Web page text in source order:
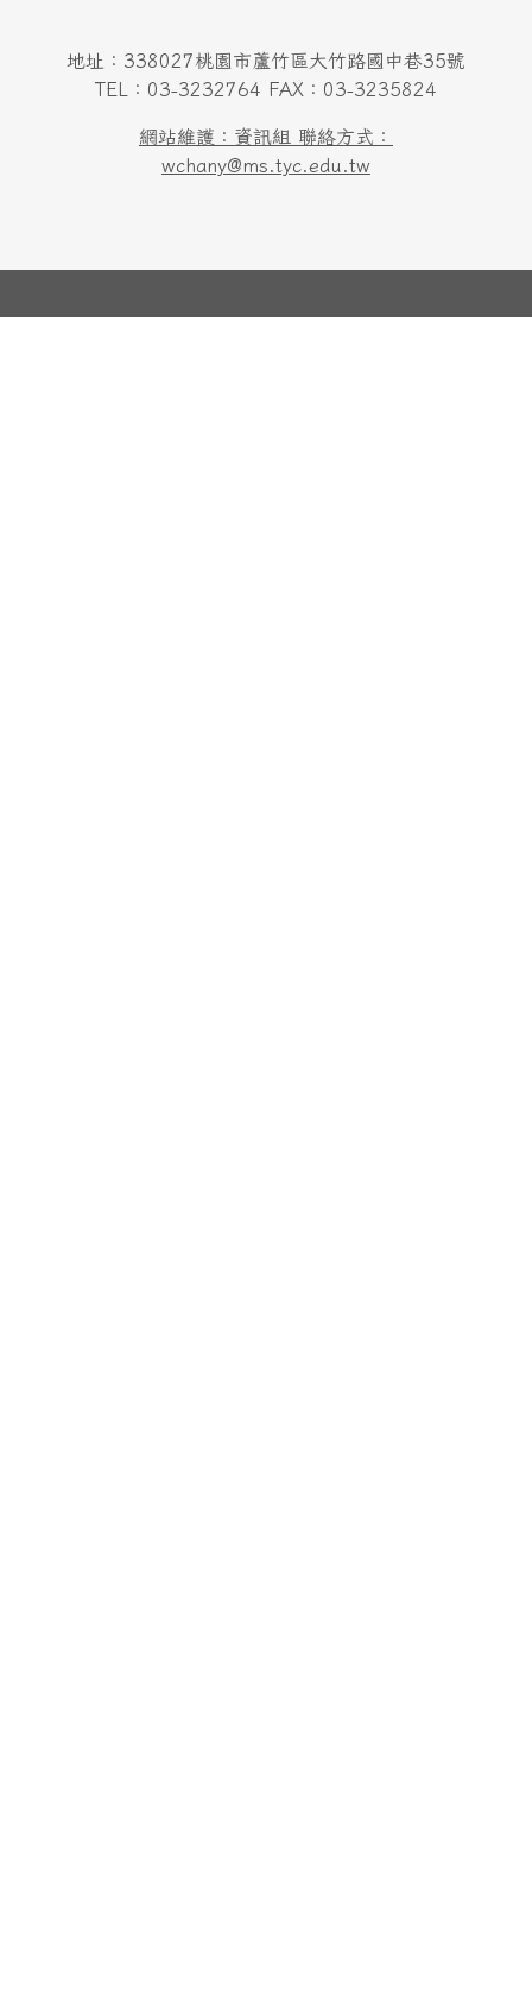
地址：338027桃園市蘆竹區大竹路國中巷35號
TEL：03-3232764 FAX：03-3235824
網站維護：資訊組 聯絡方式：
wchany@ms.tyc.edu.tw